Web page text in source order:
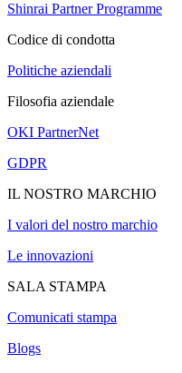
Shinrai Partner Programme
Codice di condotta
Politiche aziendali
Filosofia aziendale
OKI PartnerNet
GDPR
IL NOSTRO MARCHIO
I valori del nostro marchio
Le innovazioni
SALA STAMPA
Comunicati stampa
Blogs